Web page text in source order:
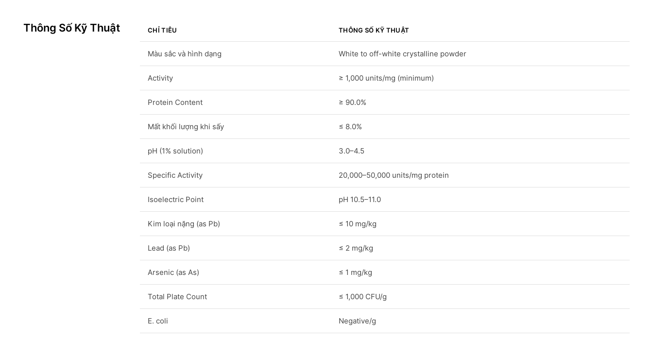
Thông Số Kỹ Thuật CHỈ TIÊU THÔNG SỐ KỸ THUẬT
Màu sắc và hình dạng White to off-white crystalline powder
Activity ≥ 1,000 units/mg (minimum)
Protein Content ≥ 90.0%
Mất khối lượng khi sấy ≤ 8.0%
pH (1% solution) 3.0–4.5
Specific Activity 20,000–50,000 units/mg protein
Isoelectric Point pH 10.5–11.0
Kim loại nặng (as Pb) ≤ 10 mg/kg
Lead (as Pb) ≤ 2 mg/kg
Arsenic (as As) ≤ 1 mg/kg
Total Plate Count ≤ 1,000 CFU/g
E. coli Negative/g